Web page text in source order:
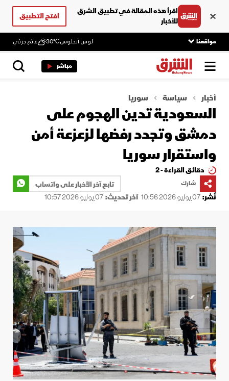
اقرأ هذه المقالة في تطبيق الشرق
للأخبار
افتح التطبيق
مواقعنا لوس أنجلوس30°C غائم جزئي
مباشر
أخبار سياسة سوريا
السعودية تدين الهجوم على
دمشق وتجدد رفضها لزعزعة أمن
واستقرار سوريا
دقائق القراءة - 2
شارك
تابع آخر الأخبار على واتساب
نُشر:07 يوليو 2026 10:56 آخر تحديث:07 يوليو 2026 10:57